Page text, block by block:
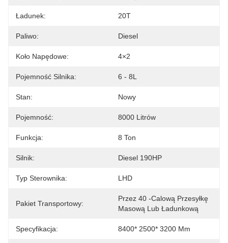
Ładunek: 20T
Paliwo: Diesel
Koło Napędowe: 4×2
Pojemność Silnika: 6 - 8L
Stan: Nowy
Pojemność: 8000 Litrów
Funkcja: 8 Ton
Silnik: Diesel 190HP
Typ Sterownika: LHD
Pakiet Transportowy:
Przez 40 -calową Przesyłkę
Masową Lub Ładunkową
Specyfikacja: 8400* 2500* 3200 Mm